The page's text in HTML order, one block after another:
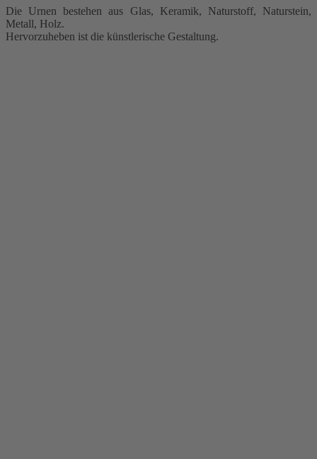
Die Urnen bestehen aus Glas, Keramik, Naturstoff, Naturstein,
Metall, Holz.
Hervorzuheben ist die künstlerische Gestaltung.